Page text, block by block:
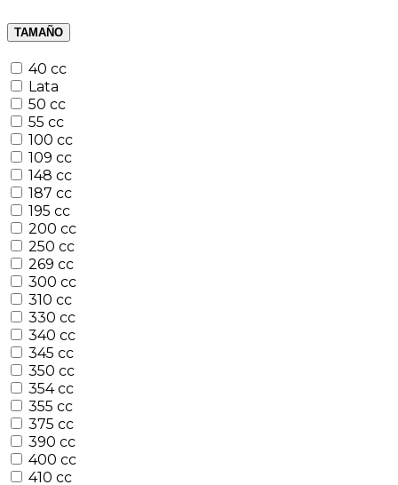
TAMAÑO
40 cc
Lata
50 cc
55 cc
100 cc
109 cc
148 cc
187 cc
195 cc
200 cc
250 cc
269 cc
300 cc
310 cc
330 cc
340 cc
345 cc
350 cc
354 cc
355 cc
375 cc
390 cc
400 cc
410 cc